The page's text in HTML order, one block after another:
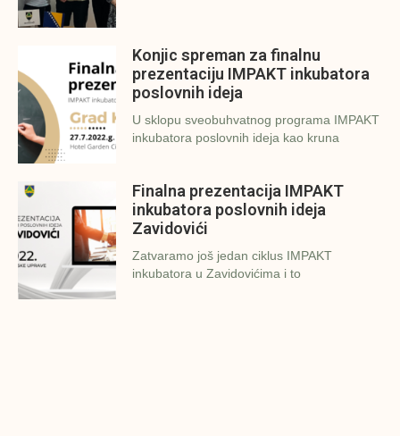
Konjic spreman za finalnu
prezentaciju IMPAKT inkubatora
poslovnih ideja
U sklopu sveobuhvatnog programa IMPAKT
inkubatora poslovnih ideja kao kruna
Finalna prezentacija IMPAKT
inkubatora poslovnih ideja
Zavidovići
Zatvaramo još jedan ciklus IMPAKT
inkubatora u Zavidovićima i to